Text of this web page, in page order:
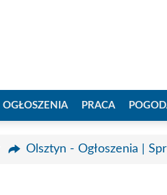
OGŁOSZENIA PRACA
Olsztyn - Ogłoszenia |